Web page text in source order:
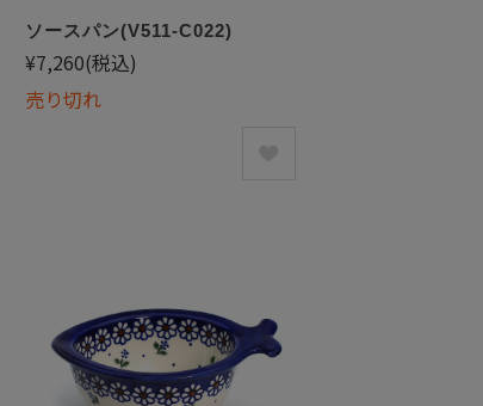
ソースパン(V511-C022)
¥7,260(税込)
売り切れ